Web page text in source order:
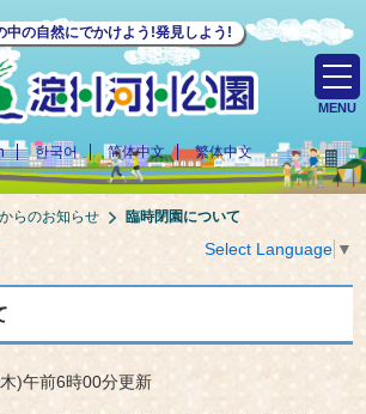
中の自然にでかけよう!発見しよう!
한국어 简体中文 繁体中文
MENU
らのお知らせ 臨時閉園について
Select Language ▼
)午前6時00分更新